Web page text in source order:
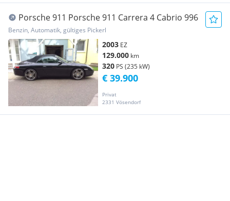
Porsche 911 Porsche 911 Carrera 4 Cabrio 996
Benzin, Automatik, gültiges Pickerl
2003 EZ
129.000 km
320 PS (235 kW)
Privat
2331 Vösendorf
€ 39.900